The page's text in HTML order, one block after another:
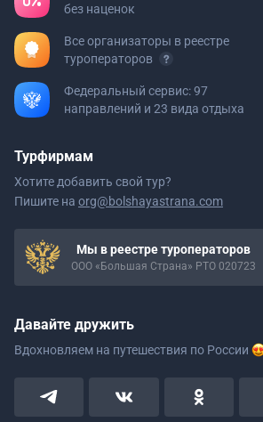
без наценок
Все организаторы в реестре
туроператоров
Федеральный сервис: 97
направлений и 23 вида отдыха
Турфирмам
Хотите добавить свой тур?
Пишите на org@bolshayastrana.com
Мы в реестре туроператоров
ООО «Большая Страна» РТО 020723
Давайте дружить
Вдохновляем на путешествия по России